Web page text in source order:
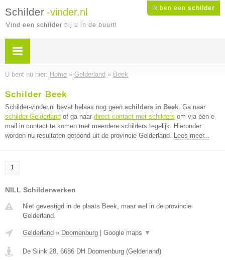
Ik ben een schilder
Schilder -vinder.nl
Vind een schilder bij u in de buurt!
U bent nu hier: Home » Gelderland » Beek
Schilder Beek
Schilder-vinder.nl bevat helaas nog geen schilders in Beek. Ga naar
schilder Gelderland of ga naar direct contact met schilders om via één e-
mail in contact te komen met meerdere schilders tegelijk. Hieronder
worden nu resultaten getoond uit de provincie Gelderland. Lees meer...
1
NILL Schilderwerken
Niet gevestigd in de plaats Beek, maar wel in de provincie
Gelderland.
Gelderland » Doornenburg Google maps ▼
De Slink 28, 6686 DH Doornenburg (Gelderland)